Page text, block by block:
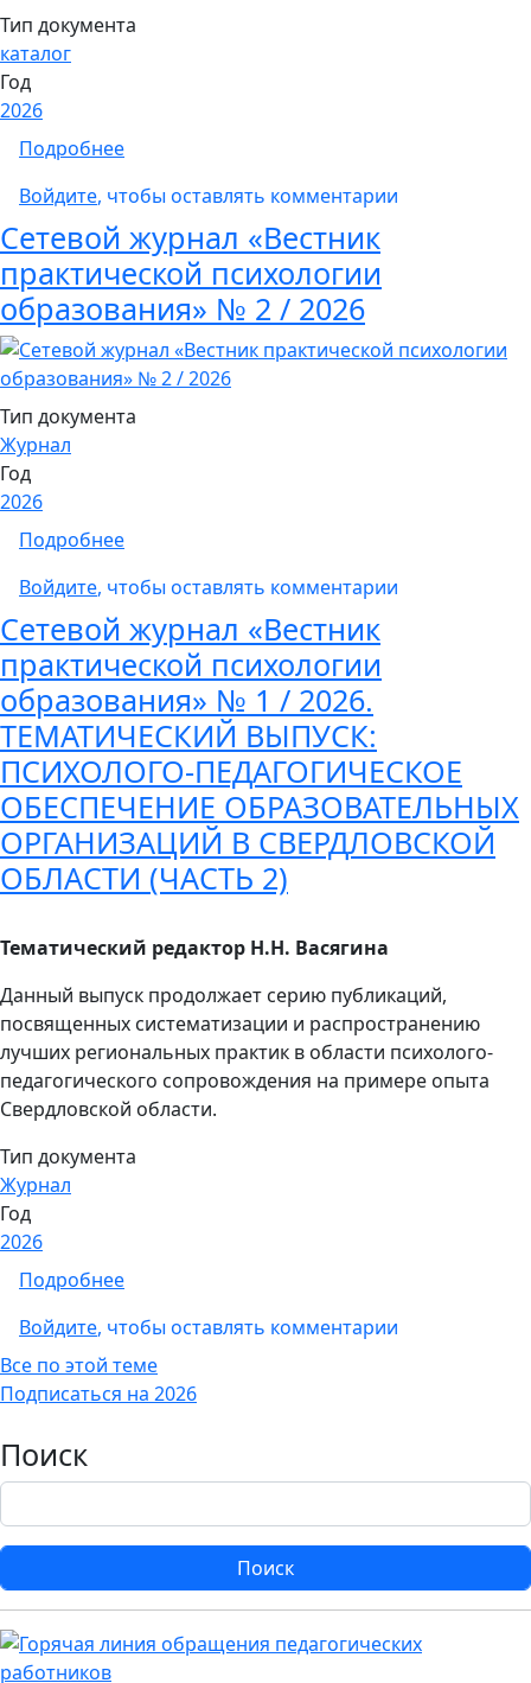
Тип документа
каталог
Год
2026
Подробнеео Коллективная монография "Психолого-
Войдите, чтобы оставлять комментарии
Сетевой журнал «Вестник
практической психологии
образования» № 2 / 2026
Тип документа
Журнал
Год
2026
Подробнеео Сетевой журнал «Вестник
Войдите, чтобы оставлять комментарии
Сетевой журнал «Вестник
практической психологии
образования» № 1 / 2026.
ТЕМАТИЧЕСКИЙ ВЫПУСК:
ПСИХОЛОГО-ПЕДАГОГИЧЕСКОЕ
ОБЕСПЕЧЕНИЕ ОБРАЗОВАТЕЛЬНЫХ
ОРГАНИЗАЦИЙ В СВЕРДЛОВСКОЙ
ОБЛАСТИ (ЧАСТЬ 2)
Тематический редактор Н.Н. Васягина
Данный выпуск продолжает серию публикаций,
посвященных систематизации и распространению
лучших региональных практик в области психолого-
педагогического сопровождения на примере опыта
Свердловской области.
Тип документа
Журнал
Год
2026
Подробнеео Сетевой журнал «Вестник
Войдите, чтобы оставлять комментарии
Все по этой теме
Подписаться на 2026
Поиск
Поиск